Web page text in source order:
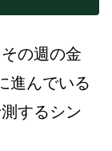
の週の金
進んでいる
するシン